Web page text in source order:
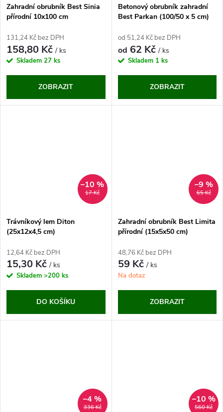
Zahradní obrubník Best Sinia
přírodní 10x100 cm
131,24 Kč bez DPH
158,80 Kč/ ks
Skladem 27 ks
ZOBRAZIT
Betonový obrubník zahradní
Best Parkan (100/50 x 5 cm)
od 51,24 Kč bez DPH
od 62 Kč/ ks
Skladem 1 ks
ZOBRAZIT
17 Kč
–10 %
Trávníkový lem Diton
(25x12x4,5 cm)
12,64 Kč bez DPH
15,30 Kč/ ks
Skladem >200 ks
DO KOŠÍKU
65 Kč
–9 %
Zahradní obrubník Best Limita
přírodní (15x5x50 cm)
48,76 Kč bez DPH
59 Kč/ ks
Na dotaz
ZOBRAZIT
336 Kč
–4 %
560 Kč
–10 %